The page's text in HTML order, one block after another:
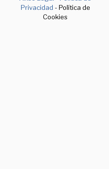
Privacidad - Política de
Cookies